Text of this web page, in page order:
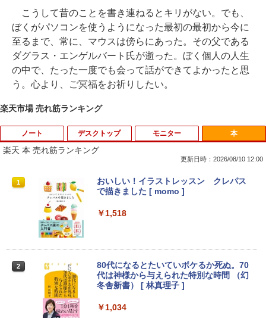
こうして昔のことを書き連ねるとキリがない。でも、
ぼくがパソコンを使うようになった最初の最初から今に
至るまで、常に、マウスは傍らにあった。その父である
ダグラス・エンゲルバート氏が逝った。ぼく個人の人生
の中で、たった一度でも会って話ができてよかったと思
う。心より、ご冥福をお祈りしたい。
楽天市場 売れ筋ランキング
ノート
1
超得5,000円OFF&P10倍｜高性能Core i5
第10世代｜新生活応援 豪華特典付き｜最
ows11 office付き ｜中古ノートパソコン
￥39,800
MS Office 2024 H&B 搭載｜Microsoft S
デスクトップ
1
中古パソコン 一体型 富士通 ESPRIMO F
H52/S FMVF52SW Windows10 Celeron
ンチ Office付き DVD Webカメラ 無線L
【★最大100%ポイント】おまかせ 中古
GB HDD 500GB DVDドライブ搭載 リフ
モニター
1
【エントリーで最大全額ポイント還元｜
8/11まで】 PHILIPS｜フィリップス USB
0A/11 [23.8型 /フルHD(1920×1080) /ワ
Philips｜フィリップス 液晶ディスプレ
z/1ms)(ブラック) 24E1N1300A/11
本
楽天 本 売れ筋ランキング
更新日時：2026/08/10 12:00
1
おいしい！イラストレッスン クレパス
で描きました [ momo ]
￥1,518
2
80代になるとたいていボケるか死ぬ。70
代は神様から与えられた特別な時間 （幻
冬舎新書） [ 林真理子 ]
￥1,034